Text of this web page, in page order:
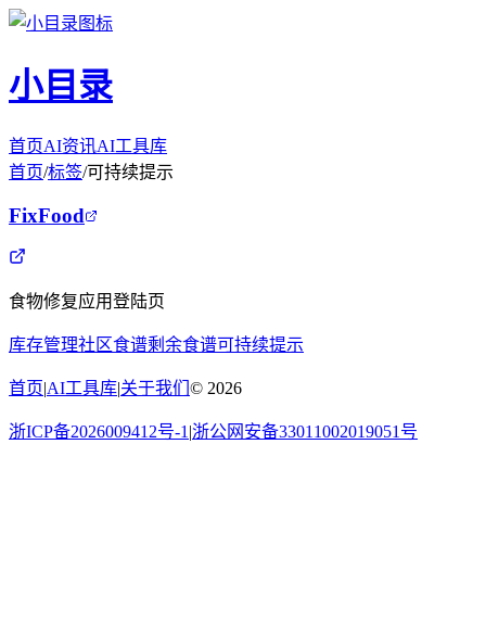
小目录
首页AI资讯AI工具库
首页/标签/可持续提示
FixFood
食物修复应用登陆页
库存管理社区食谱剩余食谱可持续提示
首页|AI工具库|关于我们 © 2026
浙ICP备2026009412号-1 |浙公网安备33011002019051号